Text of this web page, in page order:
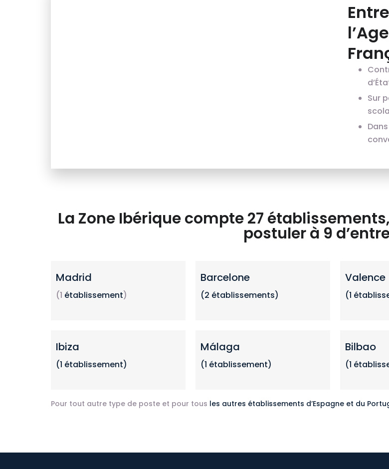
Sur
La Zone Ibérique compte 27
postuler à 9
Madrid
(1 établissement)
Barcelone
(2 établissements)
Valence
(1
Ibiza
(1 établissement)
Málaga
(1 établissement)
Bilbao
(1
Pour tout autre type de poste et pour tous les autres établissements d’Espagne et du